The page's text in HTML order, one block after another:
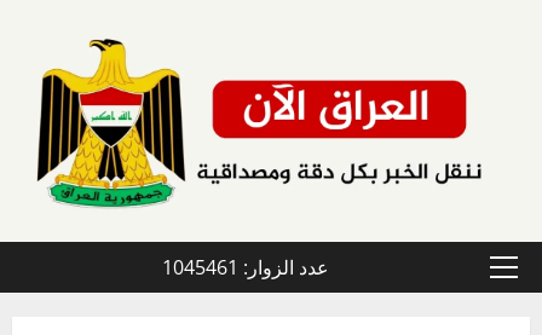
القائمة
عدد الزوار: 1045461